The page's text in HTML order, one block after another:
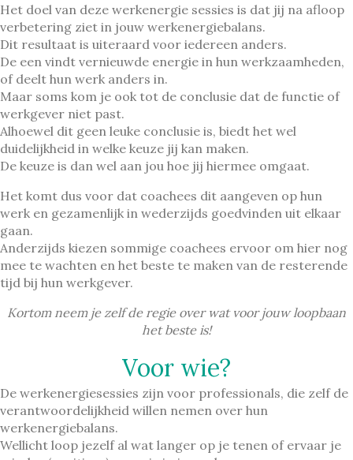
Het doel van deze werkenergie sessies is dat jij na afloop
verbetering ziet in jouw werkenergiebalans.
Dit resultaat is uiteraard voor iedereen anders.
De een vindt vernieuwde energie in hun werkzaamheden,
of deelt hun werk anders in.
Maar soms kom je ook tot de conclusie dat de functie of
werkgever niet past.
Alhoewel dit geen leuke conclusie is, biedt het wel
duidelijkheid in welke keuze jij kan maken.
De keuze is dan wel aan jou hoe jij hiermee omgaat.
Het komt dus voor dat coachees dit aangeven op hun
werk en gezamenlijk in wederzijds goedvinden uit elkaar
gaan.
Anderzijds kiezen sommige coachees ervoor om hier nog
mee te wachten en het beste te maken van de resterende
tijd bij hun werkgever.
Kortom neem je zelf de regie over wat voor jouw loopbaan
het beste is!
Voor wie?
De werkenergiesessies zijn voor professionals, die zelf de
verantwoordelijkheid willen nemen over hun
werkenergiebalans.
Wellicht loop jezelf al wat langer op je tenen of ervaar je